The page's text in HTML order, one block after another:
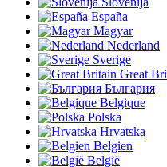
España
Magyar
Nederland
Sverige
Great
България
Belgique
Polska
Hrvatska
Belgien
België